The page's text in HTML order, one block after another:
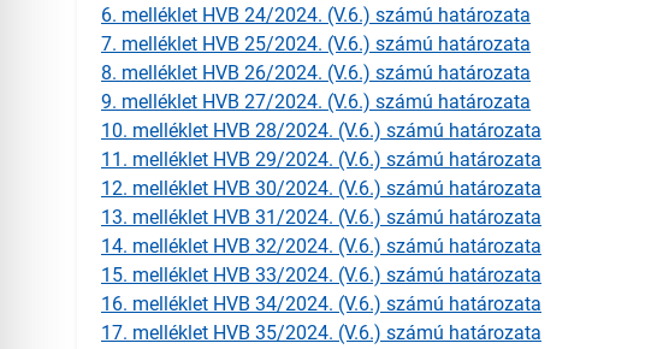
6. melléklet HVB 24/2024. (V.6.) számú határozata
7. melléklet HVB 25/2024. (V.6.) számú határozata
8. melléklet HVB 26/2024. (V.6.) számú határozata
9. melléklet HVB 27/2024. (V.6.) számú határozata
10. melléklet HVB 28/2024. (V.6.) számú határozata
11. melléklet HVB 29/2024. (V.6.) számú határozata
12. melléklet HVB 30/2024. (V.6.) számú határozata
13. melléklet HVB 31/2024. (V.6.) számú határozata
14. melléklet HVB 32/2024. (V.6.) számú határozata
15. melléklet HVB 33/2024. (V.6.) számú határozata
16. melléklet HVB 34/2024. (V.6.) számú határozata
17. melléklet HVB 35/2024. (V.6.) számú határozata